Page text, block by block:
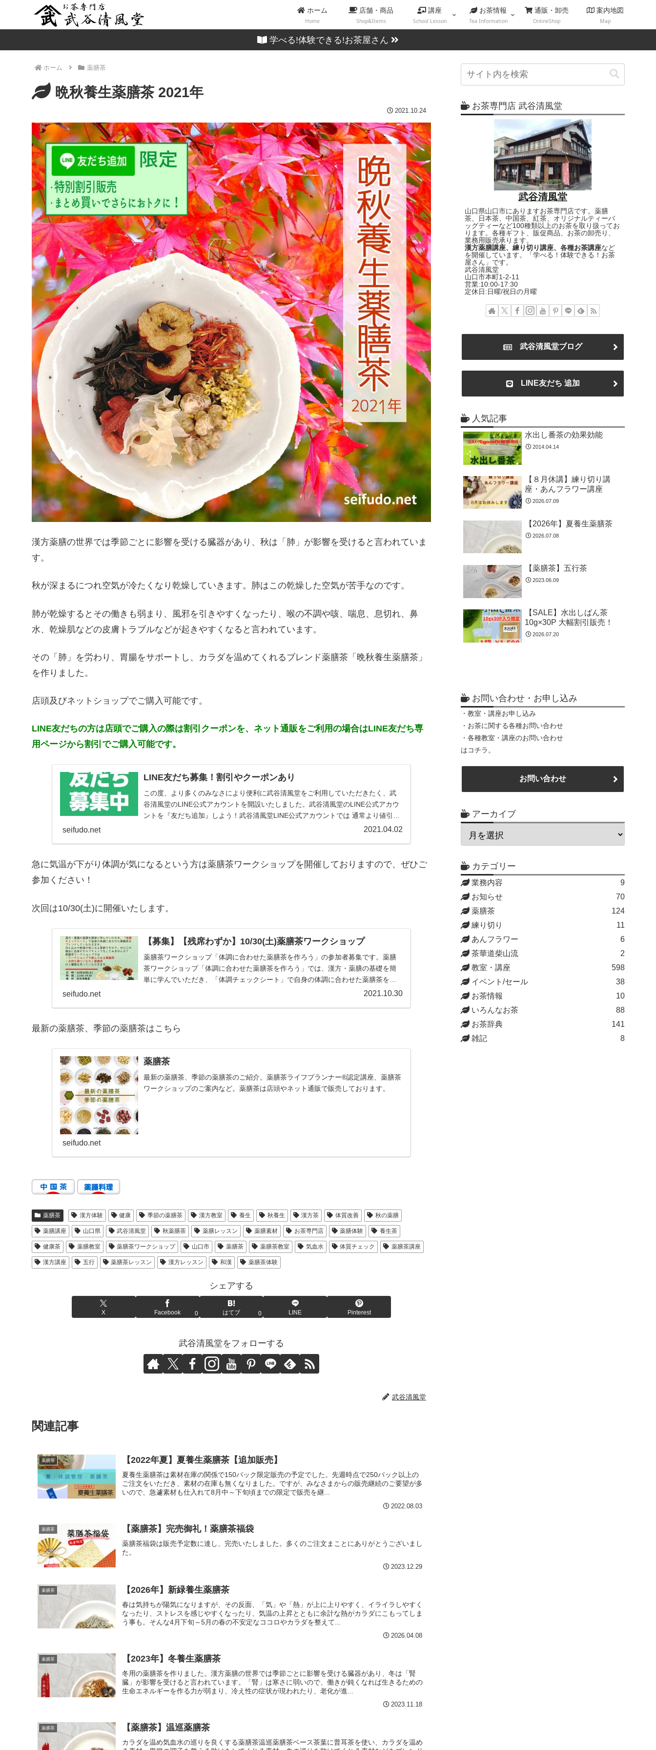
ホーム
Home
店舗・商品
Shop&Items
講座
School Lesson
お茶情報
Tea Information
通販・卸売
OnlineShop
案内地図
Map
学べる!体験できる!お茶屋さん
ホーム 薬膳茶
晩秋養生薬膳茶 2021年
2021.10.24
漢方薬膳の世界では季節ごとに影響を受ける臓器があり、秋は「肺」が影響を受けると言われていま
す。
秋が深まるにつれ空気が冷たくなり乾燥していきます。肺はこの乾燥した空気が苦手なのです。
肺が乾燥するとその働きも弱まり、風邪を引きやすくなったり、喉の不調や咳、喘息、息切れ、鼻
水、乾燥肌などの皮膚トラブルなどが起きやすくなると言われています。
その「肺」を労わり、胃腸をサポートし、カラダを温めてくれるブレンド薬膳茶「晩秋養生薬膳茶」
を作りました。
店頭及びネットショップでご購入可能です。
LINE友だちの方は店頭でご購入の際は割引クーポンを、ネット通販をご利用の場合はLINE友だち専
用ページから割引でご購入可能です。
LINE友だち募集！割引やクーポンあり
この度、より多くのみなさにより便利に武谷清風堂をご利用していただきたく、武
谷清風堂のLINE公式アカウントを開設いたしました。武谷清風堂のLINE公式アカウ
ントを『友だち追加』しよう！武谷清風堂LINE公式アカウントでは 通常より値引き
seifudo.net 2021.04.02
急に気温が下がり体調が気になるという方は薬膳茶ワークショップを開催しておりますので、ぜひご
参加ください！
次回は10/30(土)に開催いたします。
【募集】【残席わずか】10/30(土)薬膳茶ワークショップ
薬膳茶ワークショップ「体調に合わせた薬膳茶を作ろう」の参加者募集です。薬膳
茶ワークショップ「体調に合わせた薬膳茶を作ろう」では、漢方・薬膳の基礎を簡
単に学んでいただき、「体調チェックシート」で自身の体調に合わせた薬膳茶をブ
seifudo.net 2021.10.30
最新の薬膳茶、季節の薬膳茶はこちら
薬膳茶
最新の薬膳茶、季節の薬膳茶のご紹介。薬膳茶ライフプランナー®認定講座、薬膳茶
ワークショップのご案内など。薬膳茶は店頭やネット通販で販売しております。
seifudo.net
薬膳茶 漢方体験 健康 季節の薬膳茶 漢方教室 養生 秋養生 漢方茶 体質改善 秋の薬膳
薬膳講座 山口県 武谷清風堂 秋薬膳茶 薬膳レッスン 薬膳素材 お茶専門店 薬膳体験 養生茶
健康茶 薬膳教室 薬膳茶ワークショップ 山口市 薬膳茶 薬膳茶教室 気血水 体質チェック 薬膳茶講座
漢方講座 五行 薬膳茶レッスン 漢方レッスン 和漢 薬膳茶体験
シェアする
X Facebook 0 はてブ 0 LINE Pinterest
武谷清風堂をフォローする
武谷清風堂
関連記事
薬膳茶 【2022年夏】夏養生薬膳茶【追加販売】
夏養生薬膳茶は素材在庫の関係で150パック限定販売の予定でした。先週時点で250パック以上の
ご注文をいただき、素材の在庫も無くなりました。ですが、みなさまからの販売継続のご要望が多
いので、急遽素材も仕入れて8月中～下旬頃までの限定で販売を継...
2022.08.03
薬膳茶 【薬膳茶】完売御礼！薬膳茶福袋
薬膳茶福袋は販売予定数に達し、完売いたしました。多くのご注文まことにありがとうございまし
た。
2023.12.29
薬膳茶 【2026年】新緑養生薬膳茶
春は気持ちが陽気になりますが、その反面、「気」や「熱」が上に上りやすく、イライラしやすく
なったり、ストレスを感じやすくなったり、気温の上昇とともに余計な熱がカラダにこもってしま
う事も。そんな4月下旬～5月の春の不安定なココロやカラダを整えて...
2026.04.08
薬膳茶 【2023年】冬養生薬膳茶
冬用の薬膳茶を作りました。漢方薬膳の世界では季節ごとに影響を受ける臓器があり、冬は「腎
臓」が影響を受けると言われています。「腎」は寒さに弱いので、働きが鈍くなれば生きるための
生命エネルギーを作る力が弱まり、冷え性の症状が現われたり、老化が進...
2023.11.18
薬膳茶 【薬膳茶】温巡薬膳茶
カラダを温め気血水の巡りを良くする薬膳茶温巡薬膳茶ベース茶葉に普耳茶を使い、カラダを温め
お茶専門店 武谷清風堂
武谷清風堂
山口県山口市にありますお茶専門店です。薬膳
茶、日本茶、中国茶、紅茶、オリジナルティーバ
ッグティーなど100種類以上のお茶を取り扱ってお
ります。各種ギフト、販促商品、お茶の卸売り、
業務用販売承ります。
漢方薬膳講座、練り切り講座、各種お茶講座など
を開催しています。「学べる！体験できる！お茶
屋さん」です。
武谷清風堂
山口市本町1-2-11
営業:10:00-17:30
定休日:日曜/祝日の月曜
武谷清風堂ブログ
LINE友だち 追加
人気記事
水出し番茶の効果効能
2014.04.14
【８月休講】練り切り講
座・あんフラワー講座
2026.07.09
【2026年】夏養生薬膳茶
2026.07.08
【薬膳茶】五行茶
2023.06.09
【SALE】水出しばん茶
10g×30P 大幅割引販売！
2026.07.20
お問い合わせ・お申し込み
・教室・講座お申し込み
・お茶に関する各種お問い合わせ
・各種教室・講座のお問い合わせ
はコチラ。
お問い合わせ
アーカイブ
カテゴリー
業務内容
9
お知らせ
70
薬膳茶
124
練り切り
11
あんフラワー
6
茶華道柴山流
2
教室・講座
598
イベント/セール
38
お茶情報
10
いろんなお茶
88
お茶辞典
141
雑記
8